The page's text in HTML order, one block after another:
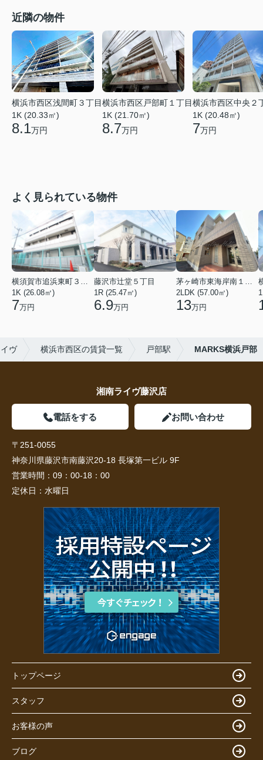
近隣の物件
横浜市西区浅間町３丁目
1K (20.33㎡)
8.1万円
横浜市西区戸部町１丁目
1K (21.70㎡)
8.7万円
横浜市西区中央２
1K (20.48㎡)
7万円
よく見られている物件
横須賀市追浜東町３丁目
1K (26.08㎡)
7万円
藤沢市辻堂５丁目
1R (25.47㎡)
6.9万円
茅ヶ崎市東海岸南１丁目
2LDK (57.00㎡)
13万円
ヴ 横浜市西区の賃貸一覧 戸部駅 MARKS横浜戸部
湘南ライヴ藤沢店
電話をする お問い合わせ
〒251-0055
神奈川県藤沢市南藤沢20-18 長塚第一ビル 9F
営業時間： 09：00-18：00
定休日： 水曜日
トップページ
スタッフ
お客様の声
ブログ